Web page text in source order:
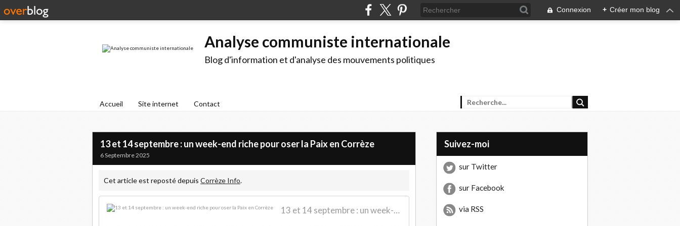
Connexion + Créer mon blog
Analyse communiste internationale
Blog d'information et d'analyse des mouvements politiques
Accueil Site internet Contact
13 et 14 septembre : un week-end riche pour oser la Paix en Corrèze
6 Septembre 2025
Cet article est reposté depuis Corrèze Info.
13 et 14 septembre : un week-end riche pour oser la Paix en Corrèze
Suivez-moi
sur Twitter
sur Facebook
via RSS